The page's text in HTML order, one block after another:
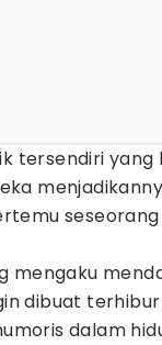
tersendiri yang
mengaku
dibuat
dalam